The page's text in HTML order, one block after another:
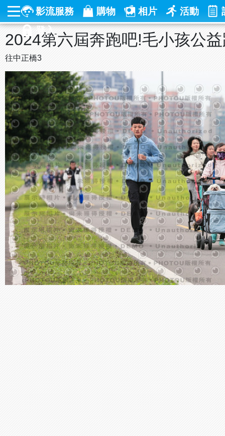
影流服務 購物 相片 活動
登入
2024第六屆奔跑吧!毛小孩公
往中正橋3